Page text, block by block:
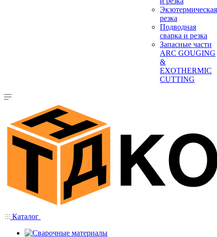
Экзотермическая
резка
Подводная
сварка и резка
Запасные части
ARC GOUGING
&
EXOTHERMIC
CUTTING
Каталог